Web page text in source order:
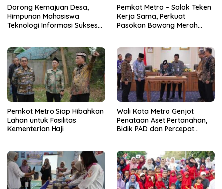
Dorong Kemajuan Desa,
Himpunan Mahasiswa
Teknologi Informasi Sukses
Pemkot Metro – Solok Teken
Kerja Sama, Perkuat
Pasokan Bawang Merah
Pemkot Metro Siap Hibahkan
Lahan untuk Fasilitas
Kementerian Haji
Wali Kota Metro Genjot
Penataan Aset Pertanahan,
Bidik PAD dan Percepat